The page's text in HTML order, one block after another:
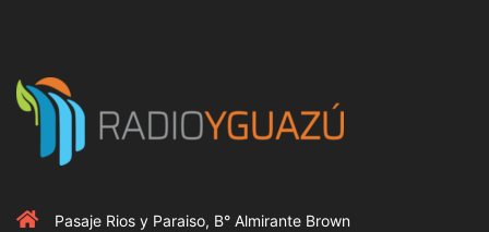
Pasaje Rios y Paraiso, B° Almirante Brown